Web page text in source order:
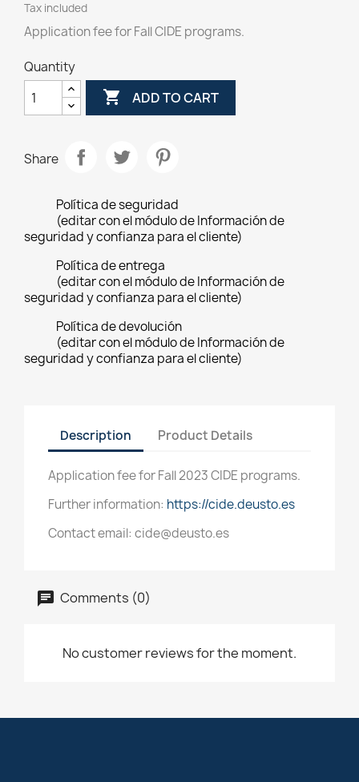
Tax included
Application fee for Fall CIDE programs.
Quantity
 ADD TO CART
Share
Política de seguridad
(editar con el módulo de Información de
seguridad y confianza para el cliente)
Política de entrega
(editar con el módulo de Información de
seguridad y confianza para el cliente)
Política de devolución
(editar con el módulo de Información de
seguridad y confianza para el cliente)
Description Product Details
Application fee for Fall 2023 CIDE programs.
Further information: https://cide.deusto.es
Contact email: cide@deusto.es
Comments (0)
No customer reviews for the moment.